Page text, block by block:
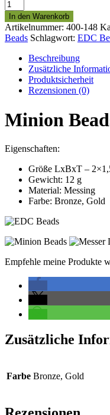
Lanyard
Minion
Beads
-
Messer
Beads
Menge
In den Warenkorb
Artikelnummer: 400-148
Beads Schlagwort: EDC
Beschreibung
Zusätzliche
Produktsicherheit
Rezensionen (0)
Minion
Eigenschaften:
Größe LxBxT –
Gewicht: 12 g
Material: Messing
Farbe: Bronze, Gold
Empfehle meine Produkte
Zusätzliche
Farbe Bronze, Gold